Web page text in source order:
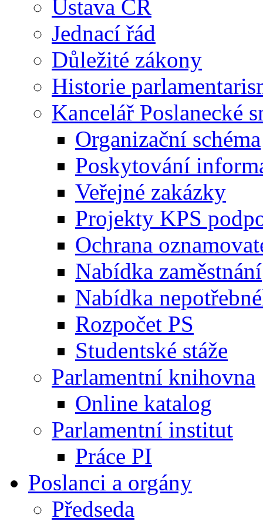
Ústava ČR
Jednací řád
Důležité zákony
Historie
Kancelář Poslanecké
Organizační schéma
Poskytování
Veřejné zakázky
Projekty KPS
Ochrana
Nabídka zaměstnání
Nabídka
Rozpočet PS
Studentské stáže
Parlamentní knihovna
Online katalog
Parlamentní institut
Práce PI
Poslanci a orgány
Předseda